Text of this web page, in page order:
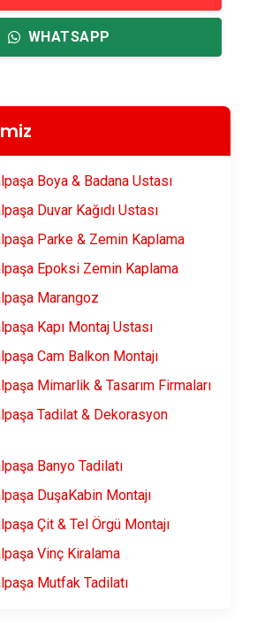
WHATSAPP
Boya & Badana Ustası
Duvar Kağıdı Ustası
Parke & Zemin Kaplama
Epoksi Zemin Kaplama
Marangoz
Kapı Montaj Ustası
Cam Balkon Montajı
Mimarlik & Tasarım Firmaları
Tadilat & Dekorasyon
Banyo Tadilatı
DuşaKabin Montajı
Çit & Tel Örgü Montajı
Vinç Kiralama
Mutfak Tadilatı